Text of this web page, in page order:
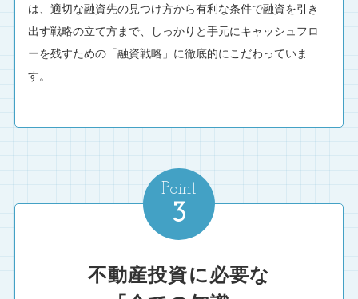
は、適切な融資先の見つけ方から有利な条件で融資を引き
出す戦略の立て方まで、しっかりと手元にキャッシュフロ
ーを残すための「融資戦略」に徹底的にこだわっていま
す。
Point
3
不動産投資に必要な